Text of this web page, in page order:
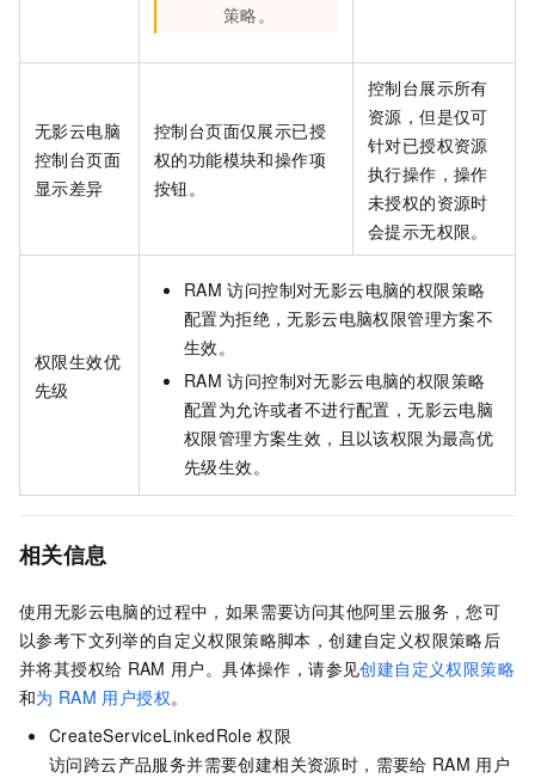
策略。
无影云电脑
控制台页面
显示差异
控制台页面仅展示已授
权的功能模块和操作项
按钮。
控制台展示所有
资源，但是仅可
针对已授权资源
执行操作，操作
未授权的资源时
会提示无权限。
权限生效优
先级
RAM 访问控制对无影云电脑的权限策略
配置为拒绝，无影云电脑权限管理方案不
生效。
RAM 访问控制对无影云电脑的权限策略
配置为允许或者不进行配置，无影云电脑
权限管理方案生效，且以该权限为最高优
先级生效。
相关信息
使用无影云电脑的过程中，如果需要访问其他阿里云服务，您可
以参考下文列举的自定义权限策略脚本，创建自定义权限策略后
并将其授权给 RAM 用户。具体操作，请参见创建自定义权限策略
和为 RAM 用户授权。
CreateServiceLinkedRole 权限
访问跨云产品服务并需要创建相关资源时，需要给 RAM 用户